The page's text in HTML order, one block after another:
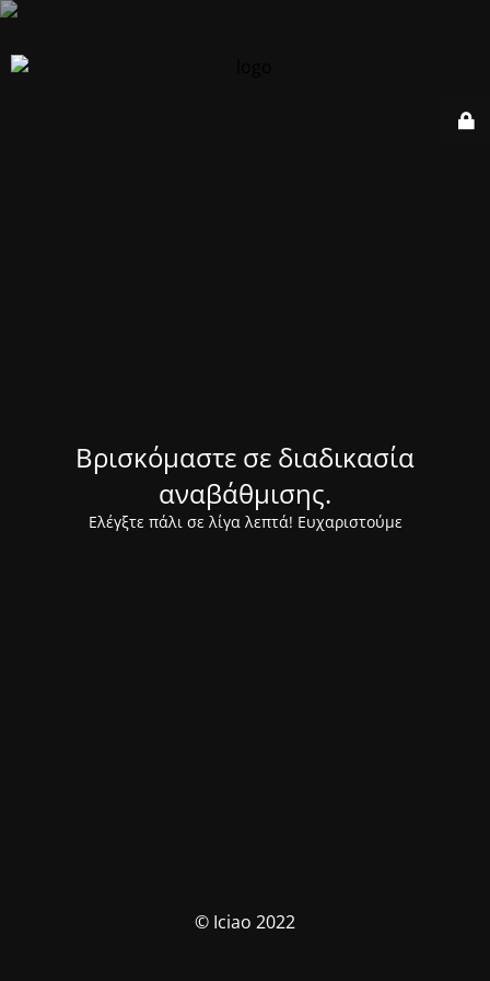
Βρισκόμαστε σε διαδικασία
αναβάθμισης.
Ελέγξτε πάλι σε λίγα λεπτά! Ευχαριστούμε
© Iciao 2022